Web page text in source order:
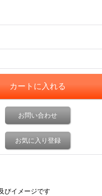
お問い合わせ
お気に入り登録
びイメージです